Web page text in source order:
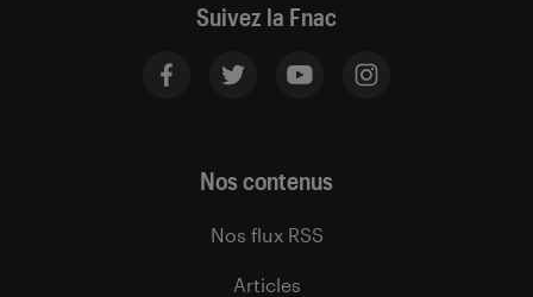
Suivez la Fnac
Nos contenus
Nos flux RSS
Articles